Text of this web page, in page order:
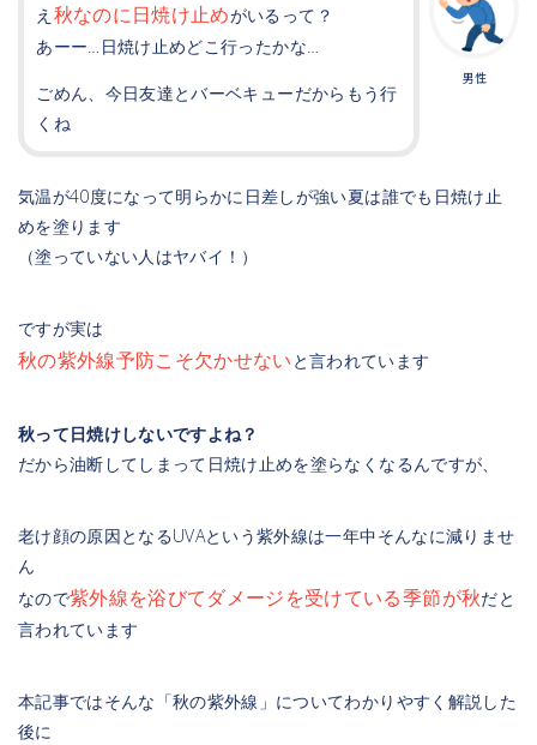
男性
え 秋なのに日焼け止めがいるって？
あーー…日焼け止めどこ行ったかな…
ごめん、今日友達とバーベキューだからもう行
くね
気温が40度になって明らかに日差しが強い夏は誰でも日焼け止
めを塗ります
（塗っていない人はヤバイ！）
ですが実は
秋の紫外線予防こそ欠かせない と言われています
秋って日焼けしないですよね？
だから油断してしまって日焼け止めを塗らなくなるんですが、
老け顔の原因となるUVAという紫外線は一年中そんなに減りませ
ん
なので紫外線を浴びてダメージを受けている季節が秋だと
言われています
本記事ではそんな「秋の紫外線」についてわかりやすく解説した
後に